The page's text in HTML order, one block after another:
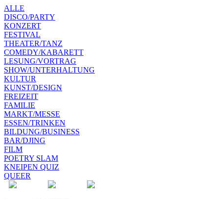
ALLE
DISCO/PARTY
KONZERT
FESTIVAL
THEATER/TANZ
COMEDY/KABARETT
LESUNG/VORTRAG
SHOW/UNTERHALTUNG
KULTUR
KUNST/DESIGN
FREIZEIT
FAMILIE
MARKT/MESSE
ESSEN/TRINKEN
BILDUNG/BUSINESS
BAR/DJING
FILM
POETRY SLAM
KNEIPEN QUIZ
QUEER